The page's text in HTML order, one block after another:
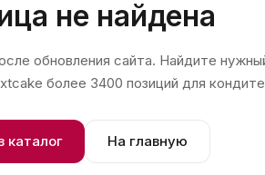
не найдена
обновления сайта. Найдите
более 3400 позиций для
каталог На главную